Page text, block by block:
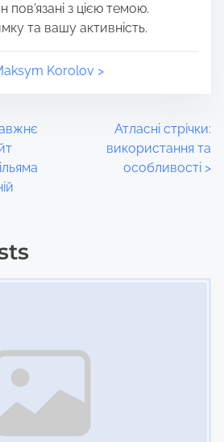
пов'язані з цією темою.
та вашу активність.
Korolov >
Атласні стрічки:
використання та
особливості >